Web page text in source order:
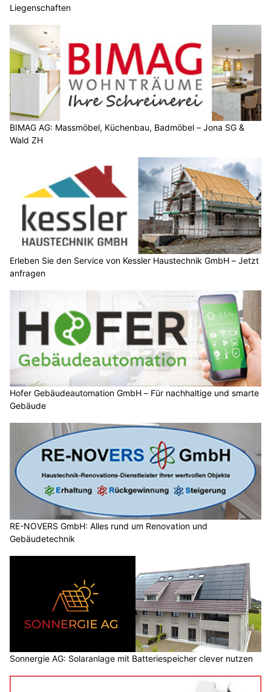
Liegenschaften
BIMAG AG: Massmöbel, Küchenbau, Badmöbel – Jona SG &
Wald ZH
Erleben Sie den Service von Kessler Haustechnik GmbH – Jetzt
anfragen
Hofer Gebäudeautomation GmbH – Für nachhaltige und smarte
Gebäude
RE-NOVERS GmbH: Alles rund um Renovation und
Gebäudetechnik
Sonnergie AG: Solaranlage mit Batteriespeicher clever nutzen